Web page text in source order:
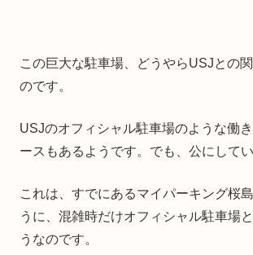
この巨大な駐車場、どうやらUSJとの
のです。
USJのオフィシャル駐車場のような働
ースもあるようです。でも、公にしてい
これは、すでにあるマイパーキング桜
うに、混雑時だけオフィシャル駐車場
うなのです。